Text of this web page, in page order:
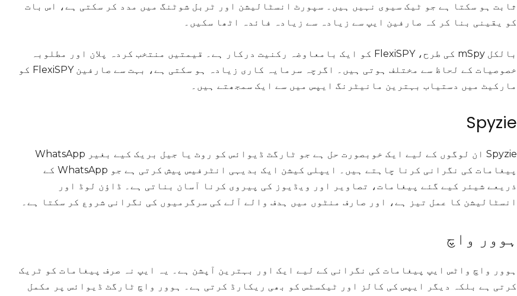
ثابت ہو سکتا ہے جو ٹیک سیوی نہیں ہیں۔ سپورٹ انسٹالیشن اور ٹربل شوٹنگ میں مدد کر سکتی ہے، اس بات
کو یقینی بنا کر کہ صارفین ایپ سے زیادہ سے زیادہ فائدہ اٹھا سکیں۔
بالکل mSpy کی طرح، FlexiSPY کو ایک بامعاوضہ رکنیت درکار ہے۔ قیمتیں منتخب کردہ پلان اور مطلوبہ
خصوصیات کے لحاظ سے مختلف ہوتی ہیں۔ اگرچہ سرمایہ کاری زیادہ ہو سکتی ہے، بہت سے صارفین FlexiSPY کو
مارکیٹ میں دستیاب بہترین مانیٹرنگ ایپس میں سے ایک سمجھتے ہیں۔
Spyzie
Spyzie ان لوگوں کے لیے ایک خوبصورت حل ہے جو ٹارگٹ ڈیوائس کو روٹ یا جیل بریک کیے بغیر WhatsApp
پیغامات کی نگرانی کرنا چاہتے ہیں۔ ایپلی کیشن ایک بدیہی انٹرفیس پیش کرتی ہے جو WhatsApp کے
ذریعے شیئر کیے گئے پیغامات، تصاویر اور ویڈیوز کی پیروی کرنا آسان بناتی ہے۔ ڈاؤن لوڈ اور
انسٹالیشن کا عمل تیز ہے، اور صارف منٹوں میں ہدف والے آلے کی سرگرمیوں کی نگرانی شروع کر سکتا ہے۔
ہوور واچ
ہوور واچ واٹس ایپ پیغامات کی نگرانی کے لیے ایک اور بہترین آپشن ہے۔ یہ ایپ نہ صرف پیغامات کو ٹریک
کرتی ہے بلکہ دیگر ایپس کی کالز اور ٹیکسٹس کو بھی ریکارڈ کرتی ہے۔ ہوور واچ ٹارگٹ ڈیوائس پر مکمل